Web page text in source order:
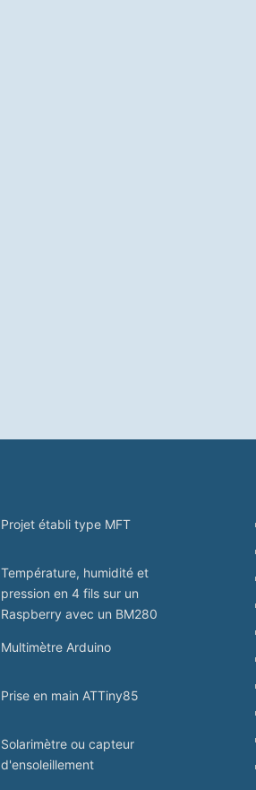
Projet établi type MFT
Température, humidité et
pression en 4 fils sur un
Raspberry avec un BM280
Multimètre Arduino
Prise en main ATTiny85
Solarimètre ou capteur
d'ensoleillement